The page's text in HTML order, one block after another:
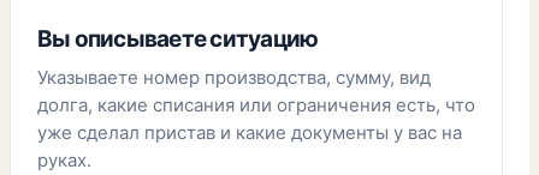
Вы описываете ситуацию
Указываете номер производства, сумму, вид
долга, какие списания или ограничения есть, что
уже сделал пристав и какие документы у вас на
руках.